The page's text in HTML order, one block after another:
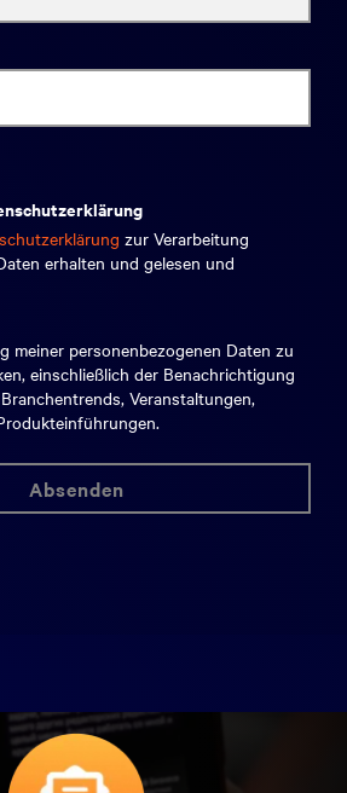
zur Verarbeitung
erhalten und gelesen und
meiner personenbezogenen Daten zu
einschließlich der Benachrichtigung
Veranstaltungen,
absenden